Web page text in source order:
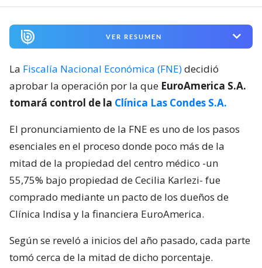
VER RESUMEN
La Fiscalía Nacional Económica (FNE)decidió
aprobar la operación por la que EuroAmerica S.A.
tomará control de la Clínica Las Condes S.A.
El pronunciamiento de la FNE es uno de los pasos
esenciales en el proceso donde poco más de la
mitad de la propiedad del centro médico -un
55,75% bajo propiedad de Cecilia Karlezi- fue
comprado mediante un pacto de los dueños de
Clínica Indisa y la financiera EuroAmerica.
Según se reveló a inicios del año pasado, cada parte
tomó cerca de la mitad de dicho porcentaje.